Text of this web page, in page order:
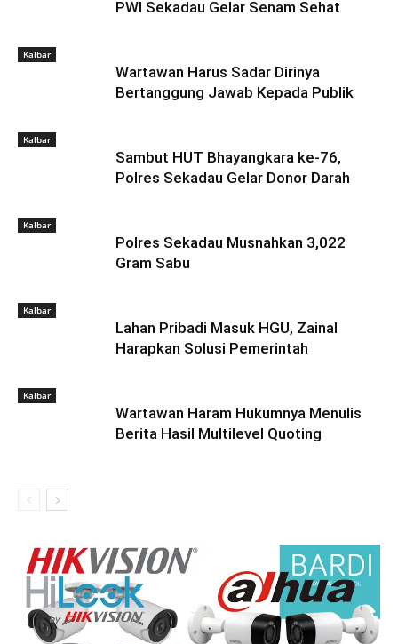
PWI Sekadau Gelar Senam Sehat
Kalbar
Wartawan Harus Sadar Dirinya
Bertanggung Jawab Kepada Publik
Kalbar
Sambut HUT Bhayangkara ke-76,
Polres Sekadau Gelar Donor Darah
Kalbar
Polres Sekadau Musnahkan 3,022
Gram Sabu
Kalbar
Lahan Pribadi Masuk HGU, Zainal
Harapkan Solusi Pemerintah
Kalbar
Wartawan Haram Hukumnya Menulis
Berita Hasil Multilevel Quoting